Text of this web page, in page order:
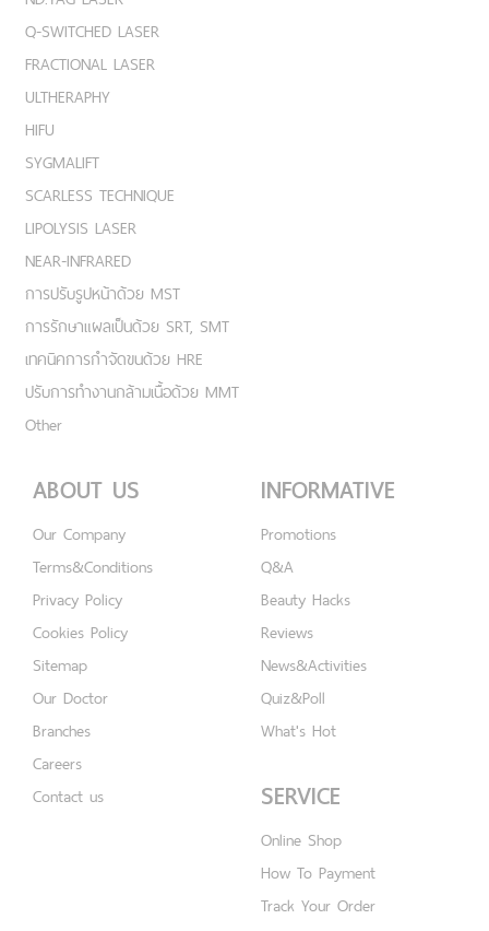
Q-SWITCHED LASER
FRACTIONAL LASER
ULTHERAPHY
HIFU
SYGMALIFT
SCARLESS TECHNIQUE
LIPOLYSIS LASER
NEAR-INFRARED
การปรับรูปหน้าด้วย MST
การรักษาแผลเป็นด้วย SRT, SMT
เทคนิคการกำจัดขนด้วย HRE
ปรับการทำงานกล้ามเนื้อด้วย MMT
Other
ABOUT US
Our Company
Terms&Conditions
Privacy Policy
Cookies Policy
Sitemap
Our Doctor
Branches
Careers
Contact us
INFORMATIVE
Promotions
Q&A
Beauty Hacks
Reviews
News&Activities
Quiz&Poll
What's Hot
SERVICE
Online Shop
How To Payment
Track Your Order